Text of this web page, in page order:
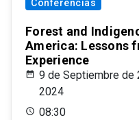
Conferencias
Forest and
America: Lessons
Experience
9 de Septiembre de
2024
08:30